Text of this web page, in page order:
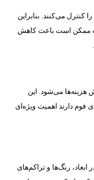
می‌کنند. بنابراین
ممکن است باعث کاهش
می‌شود. این
فوم دارند اهمیت ویژه‌ای
رنگ‌ها و تراکم‌های